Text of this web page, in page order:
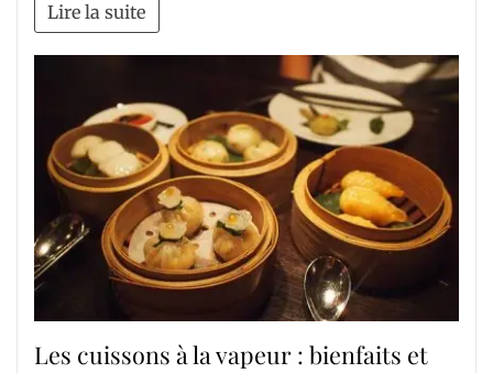
Lire la suite
Les cuissons à la vapeur : bienfaits et